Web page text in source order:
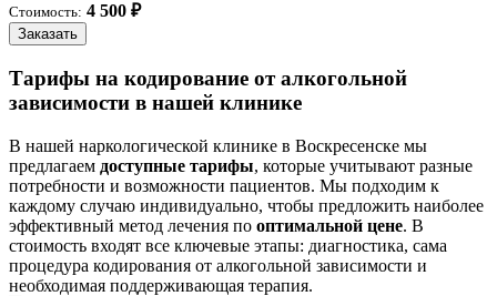
Стоимость: 4 500 ₽
Заказать
Тарифы на кодирование от алкогольной
зависимости в нашей клинике
В нашей наркологической клинике в Воскресенске мы
предлагаем доступные тарифы, которые учитывают разные
потребности и возможности пациентов. Мы подходим к
каждому случаю индивидуально, чтобы предложить наиболее
эффективный метод лечения по оптимальной цене. В
стоимость входят все ключевые этапы: диагностика, сама
процедура кодирования от алкогольной зависимости и
необходимая поддерживающая терапия.